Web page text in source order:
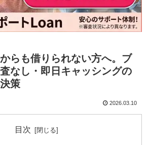
らも借りられない方へ。ブ
なし・即日キャッシングの
策
2026.03.10
目次